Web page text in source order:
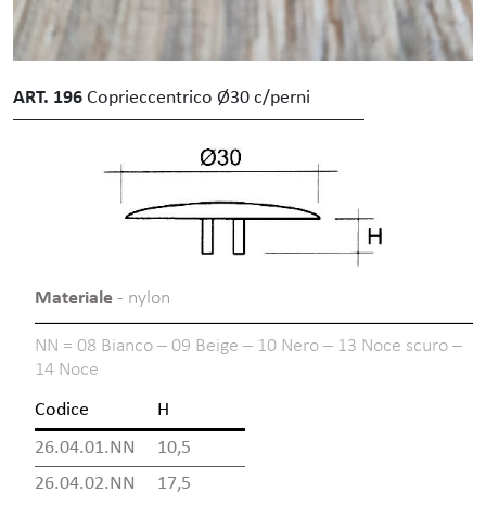
ART. 196 Coprieccentrico Ø30 c/perni
Materiale - nylon
NN = 08 Bianco – 09 Beige – 10 Nero – 13 Noce scuro –
14 Noce
Codice
H
26.04.01.NN
10,5
26.04.02.NN
17,5